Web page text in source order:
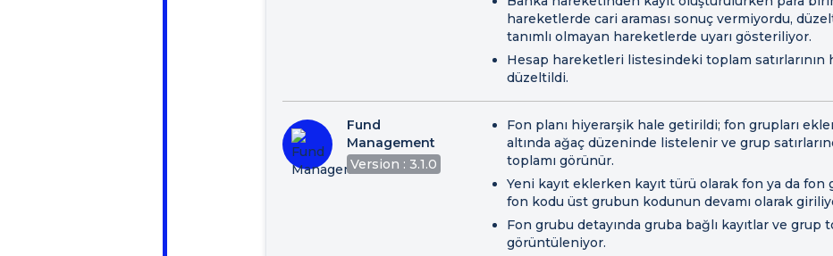
hareketlerde cari araması sonuç vermiyordu,
tanımlı olmayan hareketlerde uyarı gösteriliyor.
Hesap hareketleri listesindeki toplam satırlarının
düzeltildi.
Fund
Management
Version : 3.1.0
Fon planı hiyerarşik hale getirildi; fon grupları
altında ağaç düzeninde listelenir ve grup
toplamı görünür.
Yeni kayıt eklerken kayıt türü olarak fon ya da
fon kodu üst grubun kodunun devamı olarak
Fon grubu detayında gruba bağlı kayıtlar ve grup
görüntüleniyor.